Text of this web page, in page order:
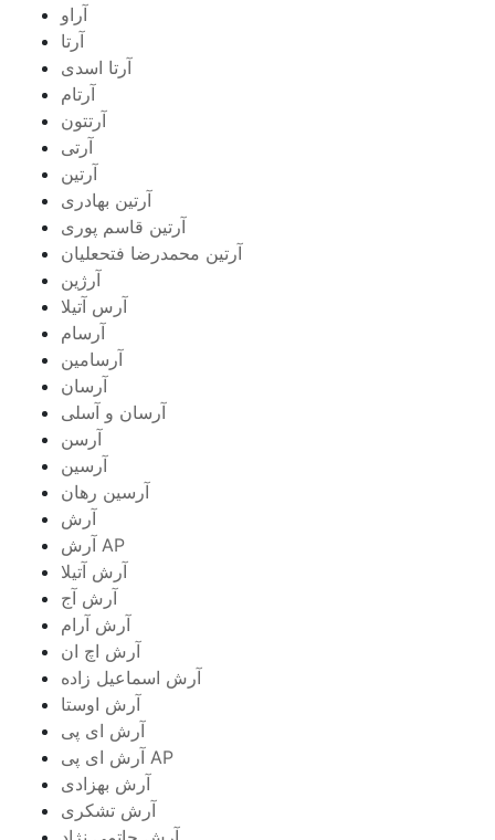
آراو
آرتا
آرتا اسدی
آرتام
آرتتون
آرتی
آرتین
آرتین بهادری
آرتین قاسم پوری
آرتین محمدرضا فتحعلیان
آرژین
آرس آتیلا
آرسام
آرسامین
آرسان
آرسان و آسلی
آرسن
آرسین
آرسین رهان
آرش
آرش AP
آرش آتیلا
آرش آج
آرش آرام
آرش اچ ان
آرش اسماعیل زاده
آرش اوستا
آرش ای پی
آرش ای پی AP
آرش بهزادی
آرش تشکری